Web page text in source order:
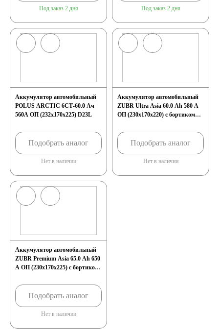
Под заказ 2 дня Под заказ 2 дня
Аккумулятор автомобильный
POLUS ARCTIC 6СТ-60.0 Ач
560А ОП (232х170х225) D23L
Подобрать аналог
Нет в наличии
Аккумулятор автомобильный
ZUBR Ultra Asia 60.0 Ah 580 A
ОП (230x170x220) с бортиком
Подобрать аналог
Нет в наличии
Аккумулятор автомобильный
ZUBR Premium Asia 65.0 Ah 650
A ОП (230x170x225) с бортиком
Подобрать аналог
Нет в наличии